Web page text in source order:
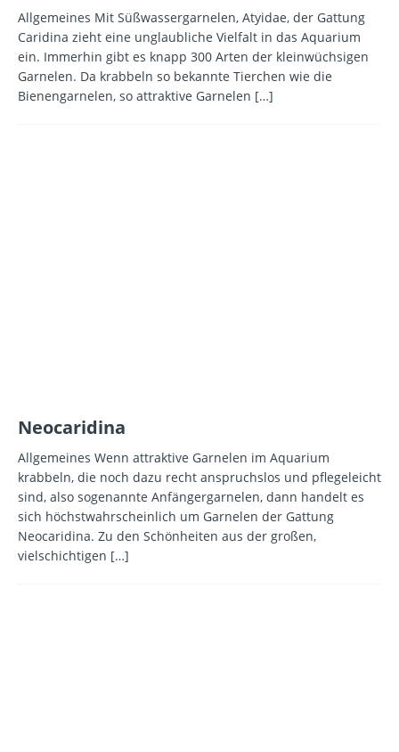
Allgemeines Mit Süßwassergarnelen, Atyidae, der Gattung
Caridina zieht eine unglaubliche Vielfalt in das Aquarium
ein. Immerhin gibt es knapp 300 Arten der kleinwüchsigen
Garnelen. Da krabbeln so bekannte Tierchen wie die
Bienengarnelen, so attraktive Garnelen […]
Neocaridina
Allgemeines Wenn attraktive Garnelen im Aquarium
krabbeln, die noch dazu recht anspruchslos und pflegeleicht
sind, also sogenannte Anfängergarnelen, dann handelt es
sich höchstwahrscheinlich um Garnelen der Gattung
Neocaridina. Zu den Schönheiten aus der großen,
vielschichtigen […]